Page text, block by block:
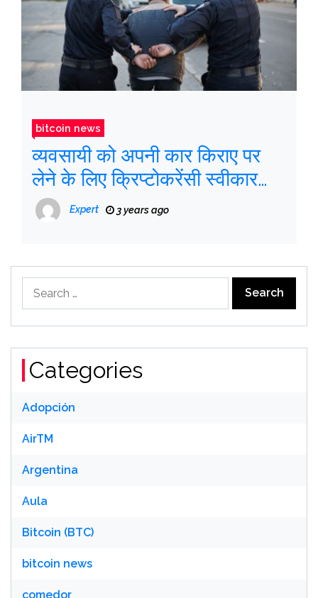
bitcoin news
व्यवसायी को अपनी कार किराए पर
लेने के लिए क्रिप्टोकरेंसी स्वीकार
करने के आरोप में गिरफ्तार किया गया
था
Expert 3 years ago
for:
Categories
Adopción
AirTM
Argentina
Aula
Bitcoin (BTC)
bitcoin news
comedor